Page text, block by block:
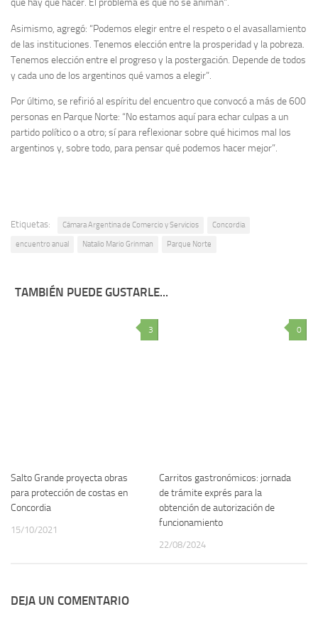
que hay que hacer. El problema es que no se animan”.
Asimismo, agregó: “Podemos elegir entre el respeto o el avasallamiento
de las instituciones. Tenemos elección entre la prosperidad y la pobreza.
Tenemos elección entre el progreso y la postergación. Depende de todos
y cada uno de los argentinos qué vamos a elegir”.
Por último, se refirió al espíritu del encuentro que convocó a más de 600
personas en Parque Norte: “No estamos aquí para echar culpas a un
partido político o a otro; sí para reflexionar sobre qué hicimos mal los
argentinos y, sobre todo, para pensar qué podemos hacer mejor”.
Etiquetas: Cámara Argentina de Comercio y Servicios Concordia
encuentro anual Natalio Mario Grinman Parque Norte
TAMBIÉN PUEDE GUSTARLE...
3
Salto Grande proyecta obras
para protección de costas en
Concordia
15/10/2021
0
Carritos gastronómicos: jornada
de trámite exprés para la
obtención de autorización de
funcionamiento
22/08/2024
DEJA UN COMENTARIO